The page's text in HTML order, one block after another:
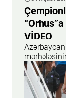
VİDEO